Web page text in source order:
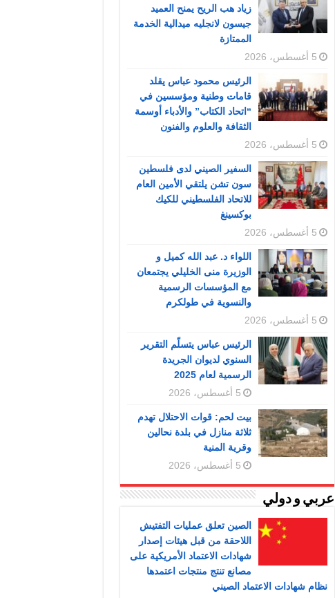
زياد هب الريح يمنح العميد
جيسون لانجليه ميدالية الخدمة
الممتازة
5 أغسطس، 2026
الرئيس محمود عباس يقلد
قامات وطنية ومؤسسين في
“اتحاد الكتاب” والأدباء أوسمة
الثقافة والعلوم والفنون
5 أغسطس، 2026
السفير الصيني لدى فلسطين
سون تشن يلتقي الأمين العام
للاتحاد الفلسطيني للكيك
بوكسينغ
5 أغسطس، 2026
اللواء د. عبد الله كميل و
الوزيرة منى الخليلي يجتمعان
مع المؤسسات الرسمية
والنسوية في طولكرم
5 أغسطس، 2026
الرئيس عباس يتسلّم التقرير
السنوي لديوان الجريدة
الرسمية لعام 2025
5 أغسطس، 2026
بيت لحم: قوات الاحتلال تهدم
ثلاثة منازل في بلدة نحالين
وقرية المنية
5 أغسطس، 2026
عربي و دولي
الصين تعلق عمليات التفتيش
اللاحقة من قبل هيئات إصدار
شهادات الاعتماد الأمريكية على
مصانع تنتج منتجات اعتمدها
نظام شهادات الاعتماد الصيني